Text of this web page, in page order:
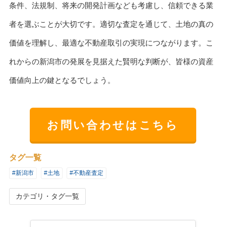
条件、法規制、将来の開発計画なども考慮し、信頼できる業
者を選ぶことが大切です。適切な査定を通じて、土地の真の
価値を理解し、最適な不動産取引の実現につながります。こ
れからの新潟市の発展を見据えた賢明な判断が、皆様の資産
価値向上の鍵となるでしょう。
お問い合わせはこちら
タグ一覧
#新潟市 #土地 #不動産査定
カテゴリ・タグ一覧